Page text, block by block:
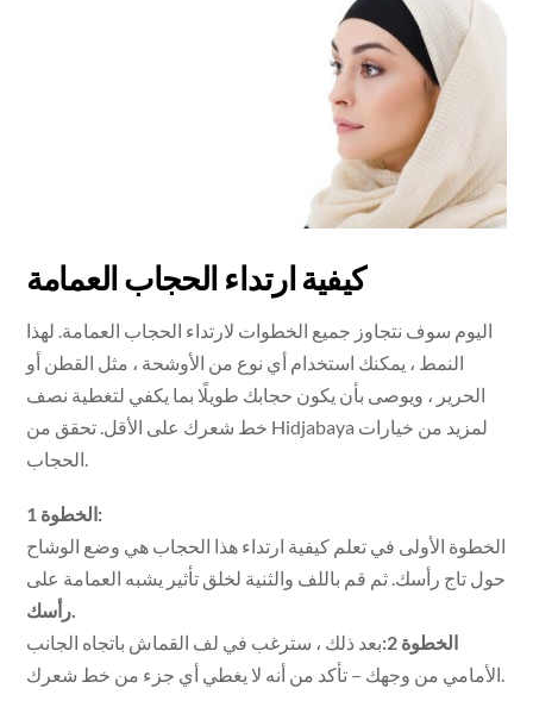
كيفية ارتداء الحجاب العمامة
اليوم سوف نتجاوز جميع الخطوات لارتداء الحجاب العمامة. لهذا
النمط ، يمكنك استخدام أي نوع من الأوشحة ، مثل القطن أو
الحرير ، ويوصى بأن يكون حجابك طويلًا بما يكفي لتغطية نصف
خط شعرك على الأقل. تحقق من Hidjabaya لمزيد من خيارات
الخطوة 1:
الخطوة الأولى في تعلم كيفية ارتداء هذا الحجاب هي وضع الوشاح
حول تاج رأسك. ثم قم باللف والثنية لخلق تأثير يشبه العمامة على
رأسك.
الخطوة 2:
بعد ذلك ، سترغب في لف القماش باتجاه الجانب
الأمامي من وجهك – تأكد من أنه لا يغطي أي جزء من خط شعرك.